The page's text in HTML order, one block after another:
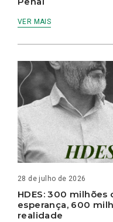
VER MAIS
28 de julho de 2026
HDES: 300 milhões
esperança, 600
realidade